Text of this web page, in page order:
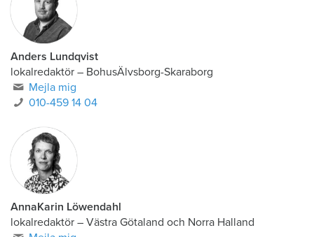
Anders Lundqvist
lokalredaktör – BohusÄlvsborg-Skaraborg
Mejla mig
010-459 14 04
AnnaKarin Löwendahl
lokalredaktör – Västra Götaland och Norra Halland